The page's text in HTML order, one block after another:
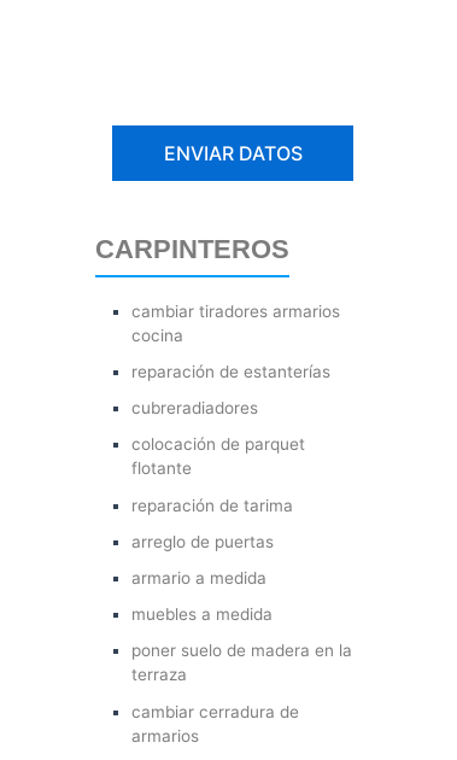
CARPINTEROS
cambiar tiradores armarios
cocina
reparación de estanterías
cubreradiadores
colocación de parquet
flotante
reparación de tarima
arreglo de puertas
armario a medida
muebles a medida
poner suelo de madera en la
terraza
cambiar cerradura de
armarios